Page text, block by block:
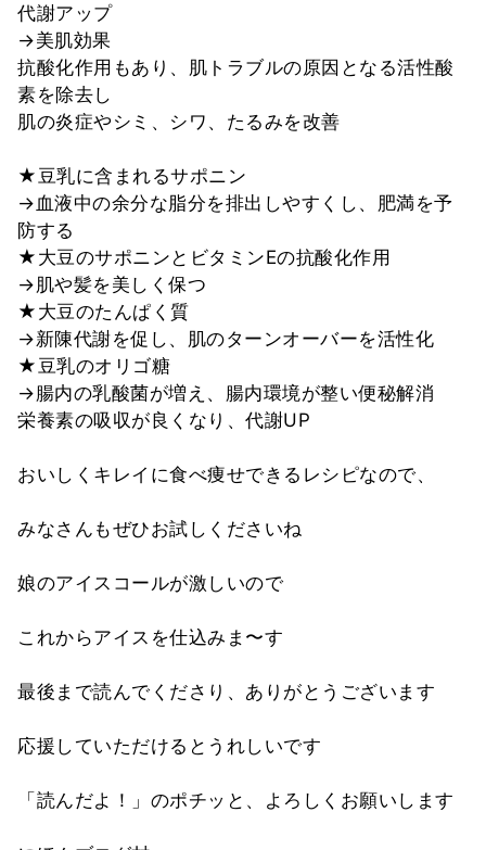
代謝アップ
→美肌効果
抗酸化作用もあり、肌トラブルの原因となる活性酸
素を除去し
肌の炎症やシミ、シワ、たるみを改善
★豆乳に含まれるサポニン
→血液中の余分な脂分を排出しやすくし、肥満を予
防する
★大豆のサポニンとビタミンEの抗酸化作用
→肌や髪を美しく保つ
★大豆のたんぱく質
→新陳代謝を促し、肌のターンオーバーを活性化
★豆乳のオリゴ糖
→腸内の乳酸菌が増え、腸内環境が整い便秘解消
栄養素の吸収が良くなり、代謝UP
おいしくキレイに食べ痩せできるレシピなので、
みなさんもぜひお試しくださいね
娘のアイスコールが激しいので
これからアイスを仕込みま〜す
最後まで読んでくださり、ありがとうございます
応援していただけるとうれしいです
「読んだよ！」のポチッと、よろしくお願いします